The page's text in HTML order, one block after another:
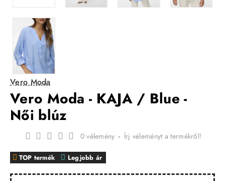
Vero Moda
Vero Moda - KAJA / Blue -
Női blúz
TOP termék Legjobb ár
0 vélemény - Írj véleményt a termékről!